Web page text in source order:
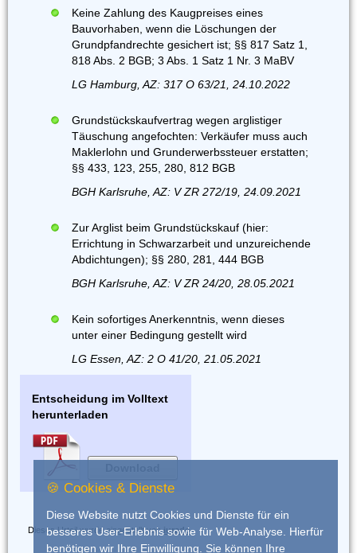
Keine Zahlung des Kaugpreises eines
Bauvorhaben, wenn die Löschungen der
Grundpfandrechte gesichert ist; §§ 817 Satz 1,
818 Abs. 2 BGB; 3 Abs. 1 Satz 1 Nr. 3 MaBV
LG Hamburg, AZ: 317 O 63/21, 24.10.2022
Grundstückskaufvertrag wegen arglistiger
Täuschung angefochten: Verkäufer muss auch
Maklerlohn und Grunderwerbssteuer erstatten;
§§ 433, 123, 255, 280, 812 BGB
BGH Karlsruhe, AZ: V ZR 272/19, 24.09.2021
Zur Arglist beim Grundstückskauf (hier:
Errichtung in Schwarzarbeit und unzureichende
Abdichtungen); §§ 280, 281, 444 BGB
BGH Karlsruhe, AZ: V ZR 24/20, 28.05.2021
Kein sofortiges Anerkenntnis, wenn dieses
unter einer Bedingung gestellt wird
LG Essen, AZ: 2 O 41/20, 21.05.2021
Entscheidung im Volltext
herunterladen
Dieses Urteil wurde eingestellt voniurado
🍪 Cookies & Dienste
Diese Website nutzt Cookies und Dienste für ein
besseres User-Erlebnis sowie für Web-Analyse. Hierfür
benötigen wir Ihre Einwilligung. Sie können Ihre